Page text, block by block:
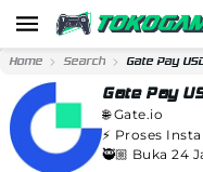
Home Search Gate Pay
Gate Pay
🌐Gate.io
⚡️ Proses
🥷🏼 Buka 24